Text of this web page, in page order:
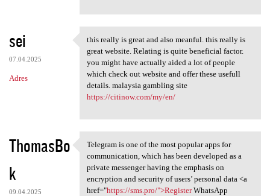
sei
07.04.2025
Adres
this really is great and also
this really is great and also meanful. this really is
great website. Relating is quite beneficial factor.
you might have actually aided a lot of people
which check out website and offer these usefull
details. malaysia gambling site
https://citinow.com/my/en/
ThomasBo
k
09.04.2025
Telegram is one of the most
Telegram is one of the most popular apps for
communication, which has been developed as a
private messenger having the emphasis on
encryption and security of users’ personal data <a
href="https://sms.pro/">RegisterWhatsApp